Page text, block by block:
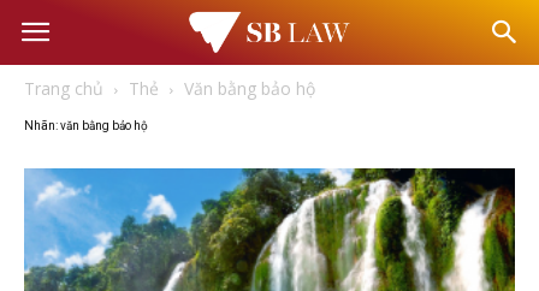
Văn
Trang chủ Thẻ Văn bằng bảo hộ
Nhãn: văn bằng bảo hộ